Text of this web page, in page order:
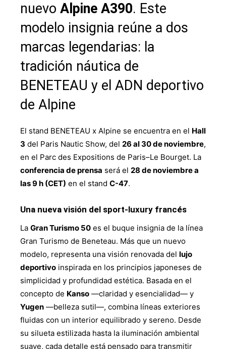
nuevo Alpine A390. Este
modelo insignia reúne a dos
marcas legendarias: la
tradición náutica de
BENETEAU y el ADN deportivo
de Alpine
El stand BENETEAU x Alpine se encuentra en el Hall
3 del Paris Nautic Show, del 26 al 30 de noviembre,
en el Parc des Expositions de Paris–Le Bourget. La
conferencia de prensa será el 28 de noviembre a
las 9 h (CET) en el stand C-47.
Una nueva visión del sport-luxury francés
La Gran Turismo 50 es el buque insignia de la línea
Gran Turismo de Beneteau. Más que un nuevo
modelo, representa una visión renovada del lujo
deportivo inspirada en los principios japoneses de
simplicidad y profundidad estética. Basada en el
concepto de Kanso —claridad y esencialidad— y
Yugen —belleza sutil—, combina líneas exteriores
fluidas con un interior equilibrado y sereno. Desde
su silueta estilizada hasta la iluminación ambiental
suave, cada detalle está pensado para transmitir